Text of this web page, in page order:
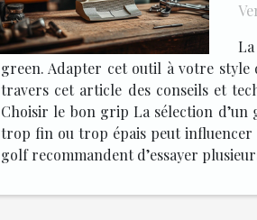
green. Adapter cet outil à votre
travers cet article des conseils et
Choisir le bon grip La sélection
trop fin ou trop épais peut influencer
golf recommandent d’essayer